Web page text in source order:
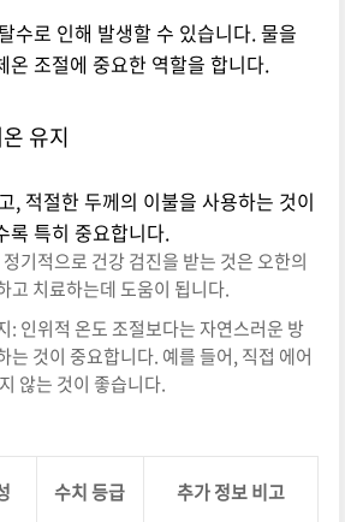
수로 인해 발생할 수 있습니다. 물을
온 조절에 중요한 역할을 합니다.
유지
, 적절한 두께의 이불을 사용하는 것이
록 특히 중요합니다.
기적으로 건강 검진을 받는 것은 오한의
고 치료하는데 도움이 됩니다.
: 인위적 온도 조절보다는 자연스러운 방
는 것이 중요합니다. 예를 들어, 직접 에어
않는 것이 좋습니다.
수치 등급 추가 정보 비고